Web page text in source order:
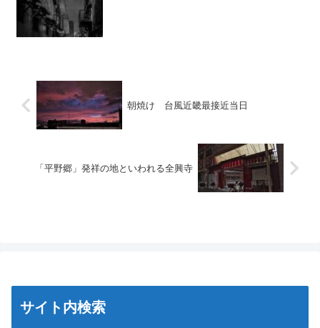
朝焼け 台風近畿最接近当日
「平野郷」発祥の地といわれる全興寺
サイト内検索